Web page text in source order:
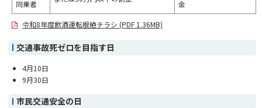
同乗者
金
令和8年度飲酒運転根絶チラシ (PDF 1.36MB)
交通事故死ゼロを目指す日
4月10日
9月30日
市民交通安全の日